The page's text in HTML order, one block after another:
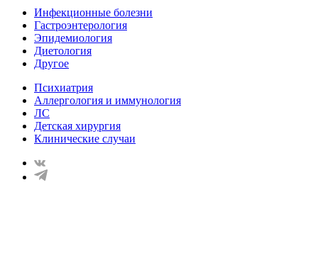
Инфекционные болезни
Гастроэнтерология
Эпидемиология
Диетология
Другое
Психиатрия
Аллергология и иммунология
ЛС
Детская хирургия
Клинические случаи